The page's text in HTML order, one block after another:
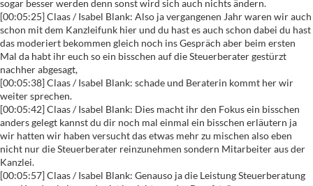
sogar besser werden denn sonst wird sich auch nichts ändern.
[00:05:25] Claas / Isabel Blank: Also ja vergangenen Jahr waren wir auch
schon mit dem Kanzleifunk hier und du hast es auch schon dabei du hast
das moderiert bekommen gleich noch ins Gespräch aber beim ersten
Mal da habt ihr euch so ein bisschen auf die Steuerberater gestürzt
nachher abgesagt,
[00:05:38] Claas / Isabel Blank: schade und Beraterin kommt her wir
weiter sprechen.
[00:05:42] Claas / Isabel Blank: Dies macht ihr den Fokus ein bisschen
anders gelegt kannst du dir noch mal einmal ein bisschen erläutern ja
wir hatten wir haben versucht das etwas mehr zu mischen also eben
nicht nur die Steuerberater reinzunehmen sondern Mitarbeiter aus der
Kanzlei.
[00:05:57] Claas / Isabel Blank: Genauso ja die Leistung Steuerberatung